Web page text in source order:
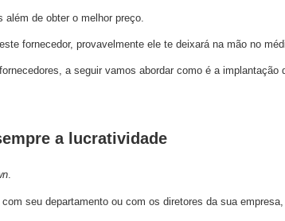
de obter o melhor preço.
fornecedor, provavelmente ele te deixará na mão no
a seguir vamos abordar como é a
a lucratividade
.
seu departamento ou com os diretores da sua